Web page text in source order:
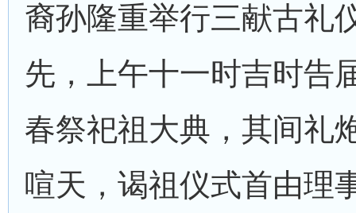
裔孙隆重举行三献古礼
先，上午十一时吉时告
春祭祀祖大典，其间礼
喧天，谒祖仪式首由理